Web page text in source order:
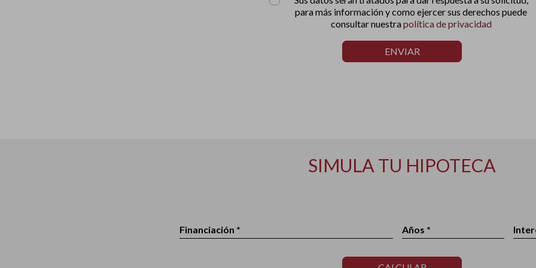
para más información y como ejercer sus derechos puede
consultar nuestrapolítica de privacidad
ENVIAR
SIMULA TU HIPOTECA
Financiación * Años *